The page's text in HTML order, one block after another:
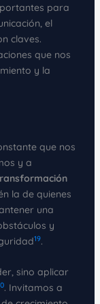
para
el
claves.
que nos
y la
que nos
y a
la de quienes
una
y
19.
sino aplicar
. Invitamos a